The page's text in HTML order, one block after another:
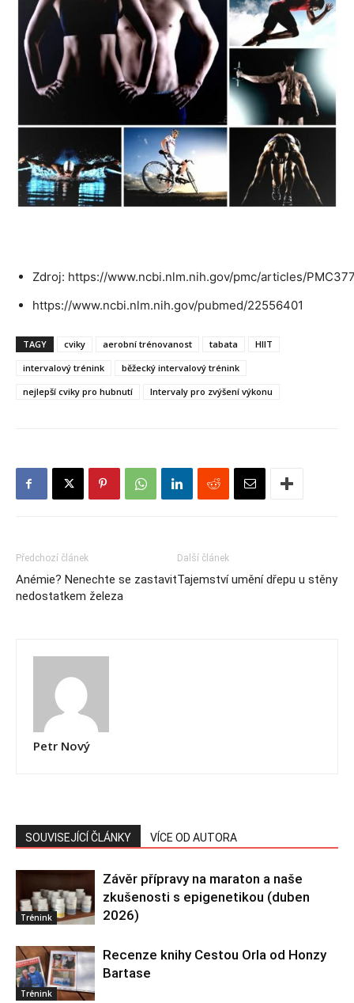
Zdroj: https://www.ncbi.nlm.nih.gov/pmc/articles/
https://www.ncbi.nlm.nih.gov/pubmed/22556401
TAGY cviky aerobní trénovanost tabata
HIIT
intervalový trénink
běžecký intervalový trénink
nejlepší cviky pro hubnutí
Intervaly pro zvýšení výkonu
Předchozí článek
Anémie? Nenechte se zastavit
nedostatkem železa
Další článek
Tajemství umění dřepu u stěny
Petr Nový
SOUVISEJÍCÍ ČLÁNKY VÍCE OD AUTORA
Trénink
Závěr přípravy na maraton a naše
zkušenosti s epigenetikou (duben
2026)
Trénink
Recenze knihy Cestou Orla od Honzy
Bartase